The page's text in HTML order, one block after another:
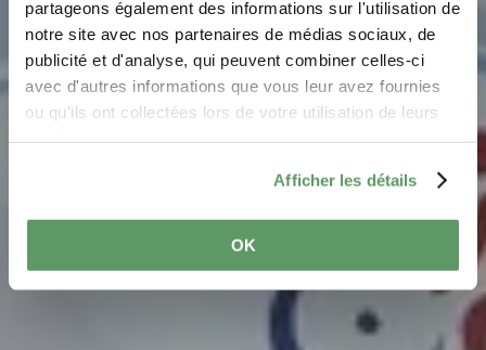
partageons également des informations sur l'utilisation de
notre site avec nos partenaires de médias sociaux, de
publicité et d'analyse, qui peuvent combiner celles-ci
avec d'autres informations que vous leur avez fournies
ou qu'ils ont collectées lors de votre utilisation de leurs
Afficher les détails
OK
Rosport
Waar? 1, Rue du Camping, L-6580 Rosport